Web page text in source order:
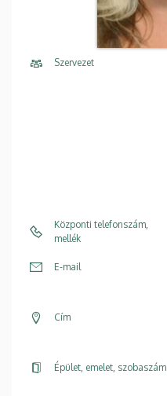
Szervezet
Központi telefonszám,
mellék
E-mail
Cím
Épület, emelet, szobaszám